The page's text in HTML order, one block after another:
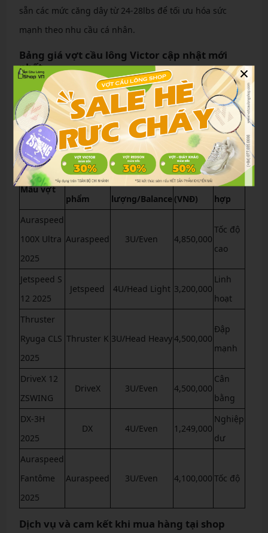
sẵn các mức căng dây từ 24-28lbs để tối ưu hóa sức
mạnh theo nhu cầu cá nhân.
Bảng giá vợt cầu lông Victor cập nhật mới
nhất
Dưới đây là bảng giá chi tiết các mẫu vợt Victor hot nhất
2025 tại shop, cập nhật tháng 10/2025. Giá có thể thay
đổi theo chương trình khuyến mãi, vui lòng liên hệ để
xác nhận.
Mẫu vợt
Dòng sản
phẩm
lượng/Balance
Giá
(VNĐ)
Phù
hợp
Auraspeed
100X Ultra
2025
Auraspeed 3U/Even 4,850,000
Tốc độ
cao
Jetspeed S
12 2025
Jetspeed 4U/Head Light 3,200,000
Linh
hoạt
Thruster
Ryuga CLS
2025
Thruster K 3U/Head Heavy4,500,000
Đập
mạnh
DriveX 12
ZSWING
DriveX 3U/Even 4,500,000
Cân
bằng
DX-3H
2025
DX 4U/Even 1,249,000
Nghiệp
dư
Auraspeed
Fantôme
2025
Auraspeed 3U/Even 4,100,000 Tốc độ
Dịch vụ và cam kết khi mua hàng tại shop
×